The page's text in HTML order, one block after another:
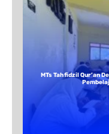
MTs Tahfidzil Qur’an